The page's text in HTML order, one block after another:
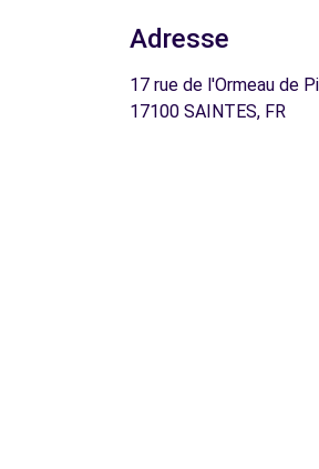
Adresse
17 rue de l'Ormeau de
17100 SAINTES, FR